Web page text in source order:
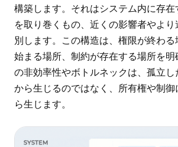
構築します。それはシステム内に存
を取り巻くもの、近くの影響者やよ
別します。この構造は、権限が終わ
始まる場所、制約が存在する場所を明
の非効率性やボトルネックは、孤立
から生じるのではなく、所有権や制
ら生じます。